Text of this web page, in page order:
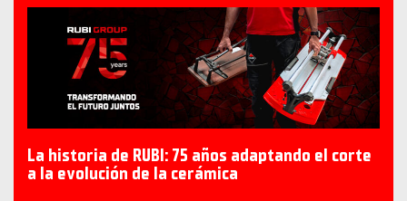
La historia de RUBI: 75 años adaptando el corte
a la evolución de la cerámica